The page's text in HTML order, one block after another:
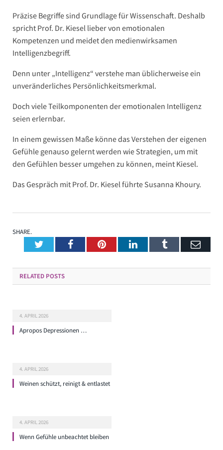
Präzise Begriffe sind Grundlage für Wissenschaft. Deshalb
spricht Prof. Dr. Kiesel lieber von emotionalen
Kompetenzen und meidet den medienwirksamen
Intelligenzbegriff.
Denn unter „Intelligenz“ verstehe man üblicherweise ein
unveränderliches Persönlichkeitsmerkmal.
Doch viele Teilkomponenten der emotionalen Intelligenz
seien erlernbar.
In einem gewissen Maße könne das Verstehen der eigenen
Gefühle genauso gelernt werden wie Strategien, um mit
den Gefühlen besser umgehen zu können, meint Kiesel.
Das Gespräch mit Prof. Dr. Kiesel führte Susanna Khoury.
SHARE.
TwitterFacebookPinterestLinkedInTumblr
RELATED POSTS
4. APRIL 2026
Apropos Depressionen …
4. APRIL 2026
Weinen schützt, reinigt & entlastet
4. APRIL 2026
Wenn Gefühle unbeachtet bleiben